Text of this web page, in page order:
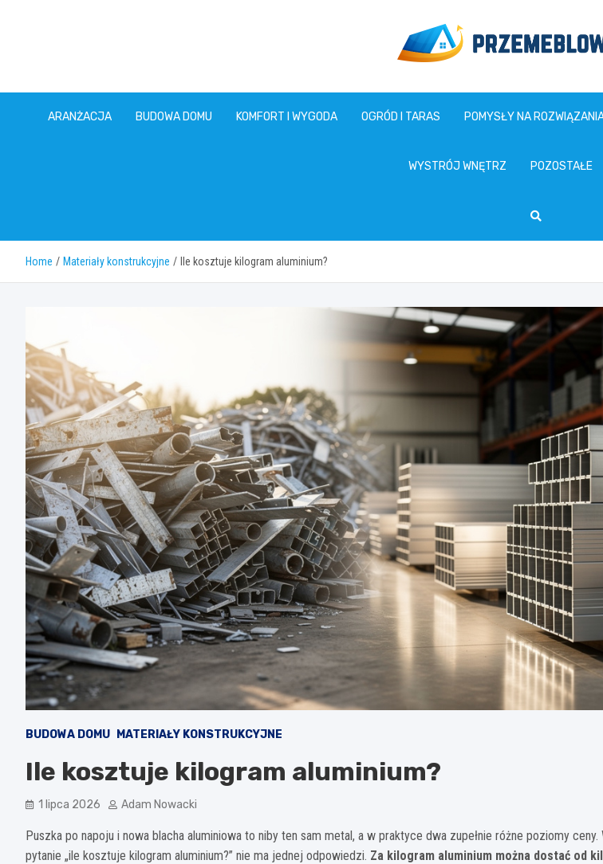
ARANŻACJA BUDOWA DOMU KOMFORT I WYGODA OGRÓD I TARAS POMYSŁY NA
WYSTRÓJ WNĘTRZ POZOSTAŁE
Home Materiały konstrukcyjne Ile kosztuje kilogram aluminium?
BUDOWA DOMU MATERIAŁY KONSTRUKCYJNE
Ile kosztuje kilogram aluminium?
1 lipca 2026 Adam Nowacki
Puszka po napoju i nowa blacha aluminiowa to niby ten sam metal, a w praktyce dwa zupełnie różne poziomy ceny.
pytanie „ile kosztuje kilogram aluminium?” nie ma jednej odpowiedzi. Za kilogram aluminium można dostać od